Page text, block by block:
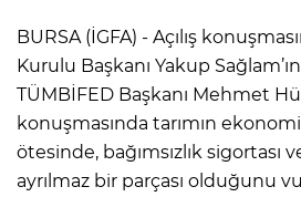
BURSA (İGFA) - Açılış
Kurulu Başkanı Yakup
TÜMBİFED Başkanı Mehmet
konuşmasında tarımın
ötesinde, bağımsızlık sigortası
ayrılmaz bir parçası olduğunu